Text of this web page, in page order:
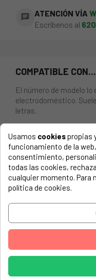
chat ATENCIÓN VÍA
Escríbenos al
COMPATIBLE CON...
El número de modelo
electrodoméstico.
letras.
GOMA DE ESCOTILLA
HOOVER, TEKA, ETC..
AEG, 74950ALAVAMAT
AEG, 914002665
AEG, 914525142
Usamos cookiespropias
funcionamiento de la
consentimiento,
todas las cookies,
cualquier momento.
política de cookies.